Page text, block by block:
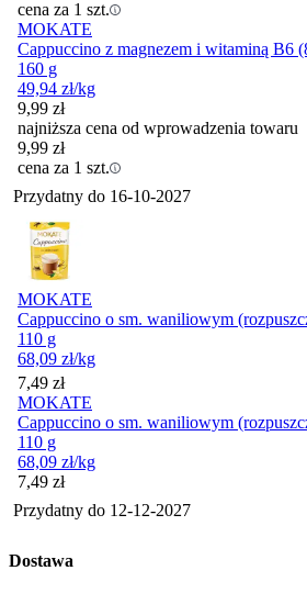
cena za 1 szt.
MOKATE
Cappuccino z magnezem i witaminą B6
160 g
49,94 zł/kg
9,99 zł
najniższa cena od wprowadzenia towaru
9,99 zł
cena za 1 szt.
Przydatny do 16-10-2027
MOKATE
Cappuccino o sm. waniliowym
110 g
68,09 zł/kg
Cena
7,49 zł
MOKATE
Cappuccino o sm. waniliowym
110 g
68,09 zł/kg
Cena
7,49 zł
Przydatny do 12-12-2027
Dostawa